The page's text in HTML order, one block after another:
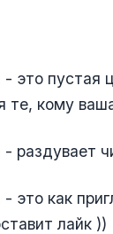
это пустая
те, кому
раздувает
это как
лайк ))